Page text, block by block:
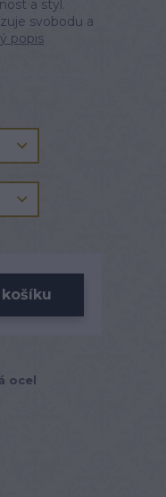
a styl.
svobodu a
popis
ocel